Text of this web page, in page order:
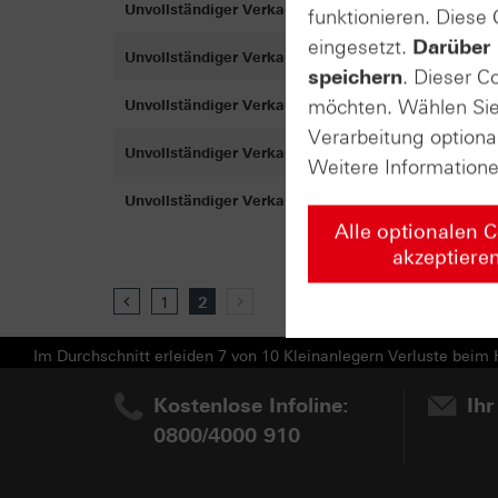
Unvollständiger Verkaufsprospekt vom 12.02.2003
Unvollständiger Verkaufsprospekt vom 09.01.2003
Unvollständiger Verkaufsprospekt vom 06.11.2002
Unvollständiger Verkaufsprospekt vom 22.10.2002
Unvollständiger Verkaufsprospekt vom 02.08.2002
Previous
1 2
Im Durchschnitt erleiden 7 von 10 Kleinanlegern Verluste
Kostenlose Infoline:
0800/4000 910
funktionieren. Diese
eingesetzt.
speichern. Dieser
möchten. Wählen
Verarbeitung
Weitere
Alle optionalen